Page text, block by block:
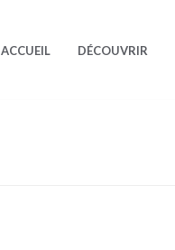
ACCUEIL DÉCOUVRIR